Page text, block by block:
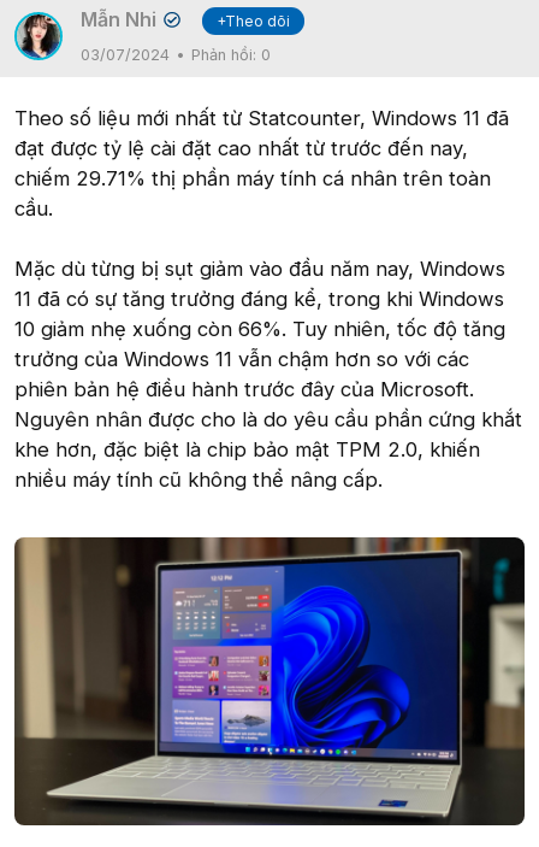
Mẫn Nhi ✔
+Theo dõi
03/07/2024
Phản hồi: 0
Theo số liệu mới nhất từ Statcounter, Windows 11 đã
đạt được tỷ lệ cài đặt cao nhất từ trước đến nay,
chiếm 29.71% thị phần máy tính cá nhân trên toàn
cầu.
Mặc dù từng bị sụt giảm vào đầu năm nay, Windows
11 đã có sự tăng trưởng đáng kể, trong khi Windows
10 giảm nhẹ xuống còn 66%. Tuy nhiên, tốc độ tăng
trưởng của Windows 11 vẫn chậm hơn so với các
phiên bản hệ điều hành trước đây của Microsoft.
Nguyên nhân được cho là do yêu cầu phần cứng khắt
khe hơn, đặc biệt là chip bảo mật TPM 2.0, khiến
nhiều máy tính cũ không thể nâng cấp.